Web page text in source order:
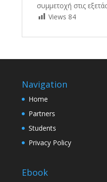
συμμετοχή στις
Views 84
Navigation
Home
Partners
Students
Privacy Policy
Ebook